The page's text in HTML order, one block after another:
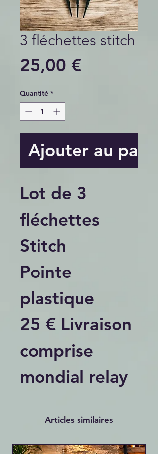
3 fléchettes stitch
25,00 €Prix
Quantité *
Ajouter au
Lot de 3
fléchettes
Stitch
Pointe
plastique
25 € Livraison
comprise
mondial relay
Articles similaires